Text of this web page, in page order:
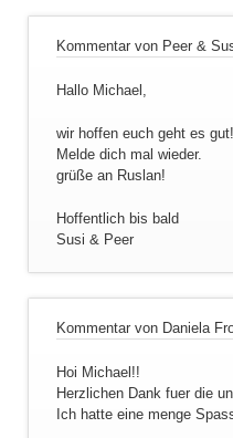
Kommentar von Peer &
Hallo Michael,
wir hoffen euch geht es gut!
Melde dich mal wieder.
grüße an Ruslan!
Hoffentlich bis bald
Susi & Peer
Kommentar von Daniela
Hoi Michael!!
Herzlichen Dank fuer die
Ich hatte eine menge